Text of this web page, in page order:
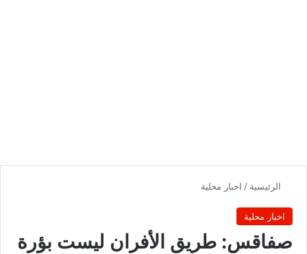
الرئيسية / اخبار محلية
اخبار محلية
صفاقس: طريق الأفران ليست بؤرة